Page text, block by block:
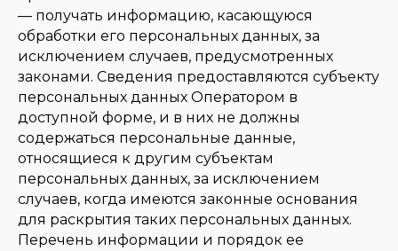
— получать информацию, касающуюся
обработки его персональных данных, за
исключением случаев, предусмотренных
законами. Сведения предоставляются субъекту
персональных данных Оператором в
доступной форме, и в них не должны
содержаться персональные данные,
относящиеся к другим субъектам
персональных данных, за исключением
случаев, когда имеются законные основания
для раскрытия таких персональных данных.
Перечень информации и порядок ее